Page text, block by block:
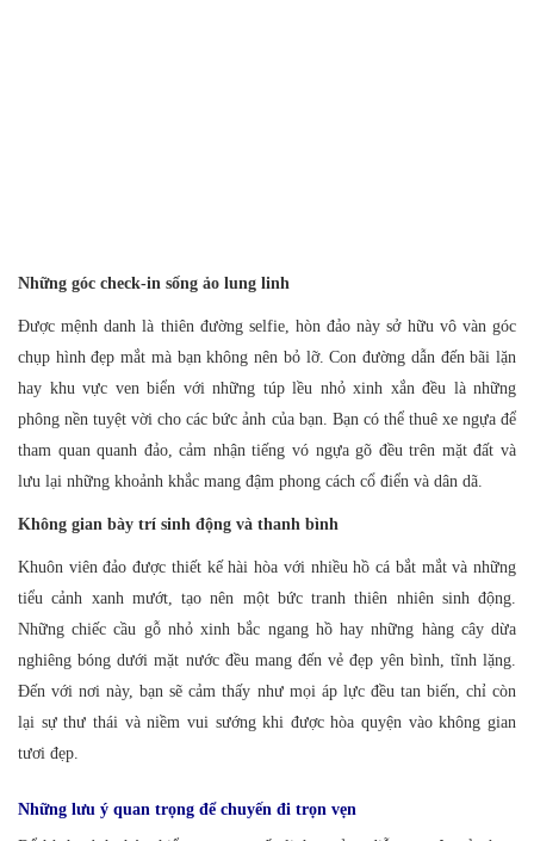
Những góc check-in sống ảo lung linh
Được mệnh danh là thiên đường selfie, hòn đảo này sở hữu vô vàn góc
chụp hình đẹp mắt mà bạn không nên bỏ lỡ. Con đường dẫn đến bãi lặn
hay khu vực ven biển với những túp lều nhỏ xinh xắn đều là những
phông nền tuyệt vời cho các bức ảnh của bạn. Bạn có thể thuê xe ngựa để
tham quan quanh đảo, cảm nhận tiếng vó ngựa gõ đều trên mặt đất và
lưu lại những khoảnh khắc mang đậm phong cách cổ điển và dân dã.
Không gian bày trí sinh động và thanh bình
Khuôn viên đảo được thiết kế hài hòa với nhiều hồ cá bắt mắt và những
tiểu cảnh xanh mướt, tạo nên một bức tranh thiên nhiên sinh động.
Những chiếc cầu gỗ nhỏ xinh bắc ngang hồ hay những hàng cây dừa
nghiêng bóng dưới mặt nước đều mang đến vẻ đẹp yên bình, tĩnh lặng.
Đến với nơi này, bạn sẽ cảm thấy như mọi áp lực đều tan biến, chỉ còn
lại sự thư thái và niềm vui sướng khi được hòa quyện vào không gian
tươi đẹp.
Những lưu ý quan trọng để chuyến đi trọn vẹn